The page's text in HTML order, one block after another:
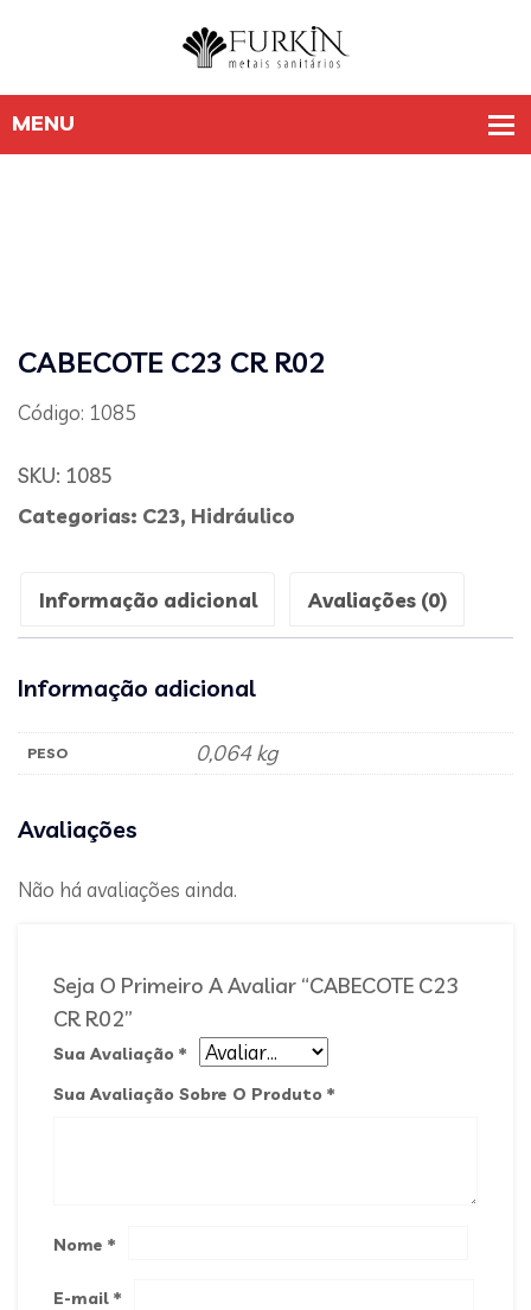
CABECOTE C23 CR R02
Código: 1085
SKU: 1085
Categorias: C23, Hidráulico
Informação adicional Avaliações (0)
Informação adicional
PESO 0,064 kg
Avaliações
Não há avaliações ainda.
Seja O Primeiro A Avaliar “CABECOTE C23
CR R02”
Sua Avaliação *
Sua Avaliação Sobre O Produto *
Nome *
E-mail *